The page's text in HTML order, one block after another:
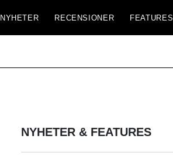
NYHETER RECENSIONER FEATURES
NYHETER & FEATURES